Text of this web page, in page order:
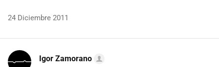
24 Diciembre 2011
Igor Zamorano